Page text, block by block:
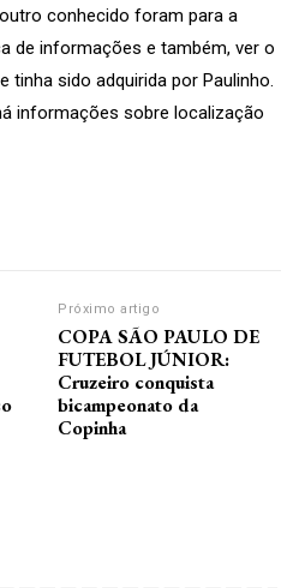
conhecido foram para a
de informações e também, ver o
tinha sido adquirida por Paulinho.
informações sobre localização
Próximo artigo
COPA SÃO PAULO DE
FUTEBOL JÚNIOR:
Cruzeiro conquista
bicampeonato da
Copinha